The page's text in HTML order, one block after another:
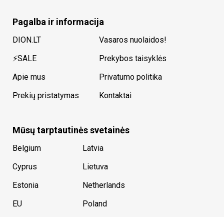
Pagalba ir informacija
DION.LT
⚡SALE
Apie mus
Prekių pristatymas
Vasaros nuolaidos!
Prekybos taisyklės
Privatumo politika
Kontaktai
Mūsų tarptautinės svetainės
Belgium
Cyprus
Estonia
EU
Latvia
Lietuva
Netherlands
Poland